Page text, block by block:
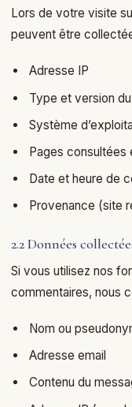
Lors de votre visite
peuvent être
Adresse IP
Type et version
Système
Pages consultées
Date et heure de
Provenance (site
2.2 Données
Si vous utilisez nos
commentaires, nous
Nom ou
Adresse email
Contenu du